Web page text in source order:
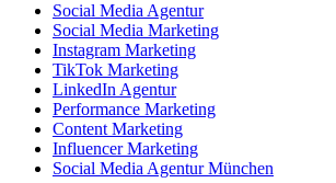
Social Media Agentur
Social Media Marketing
Instagram Marketing
TikTok Marketing
LinkedIn Agentur
Performance Marketing
Content Marketing
Influencer Marketing
Social Media Agentur München